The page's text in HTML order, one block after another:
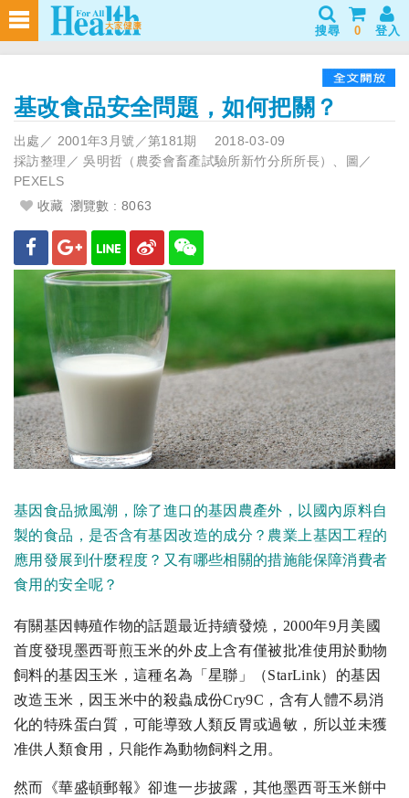
搜尋 0 登入
基改食品安全問題，如何把關？
出處／ 2001年3月號／第181期 2018-03-09
採訪整理／ 吳明哲（農委會畜產試驗所新竹分所所長）、圖／
PEXELS
收藏 瀏覽數 : 8063
基因食品掀風潮，除了進口的基因農產外，以國內原料自
製的食品，是否含有基因改造的成分？農業上基因工程的
應用發展到什麼程度？又有哪些相關的措施能保障消費者
食用的安全呢？
有關基因轉殖作物的話題最近持續發燒，2000年9月美國
首度發現墨西哥煎玉米的外皮上含有僅被批准使用於動物
飼料的基因玉米，這種名為「星聯」（StarLink）的基因
改造玉米，因玉米中的殺蟲成份Cry9C，含有人體不易消
化的特殊蛋白質，可能導致人類反胃或過敏，所以並未獲
准供人類食用，只能作為動物飼料之用。
然而《華盛頓郵報》卻進一步披露，其他墨西哥玉米餅中